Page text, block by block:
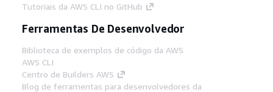
Tutoriais da AWS CLI no GitHub
Ferramentas De Desenvolvedor
Biblioteca de exemplos de código da AWS
AWS CLI
Centro de Builders AWS
Blog de ferramentas para desenvolvedores da